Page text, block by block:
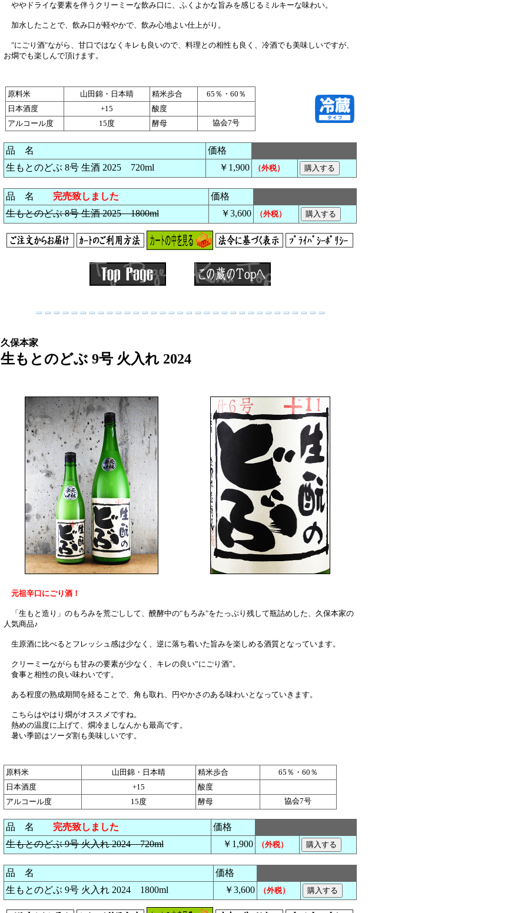
ややドライな要素を伴うクリーミーな飲み口に、ふくよかな旨みを感じるミルキーな味わい。
加水したことで、飲み口が軽やかで、飲み心地よい仕上がり。
"にごり酒"ながら、甘口ではなくキレも良いので、料理との相性も良く、冷酒でも美味しいですが、
お燗でも楽しんで頂けます。
原料米 山田錦・日本晴 精米歩合
65％・60％
日本酒度
+15
酸度
アルコール度
15度 酵母 協会7号
品 名
価格
生もとのどぶ 8号 生酒 2025 720ml
￥1,900 （外税）
品 名 完売致しました
価格
生もとのどぶ 8号 生酒 2025 1800ml
￥3,600 （外税）
久保本家
生もとのどぶ 9号 火入れ 2024
元祖辛口にごり酒！
「生もと造り」のもろみを荒ごしして、醗酵中の"もろみ"をたっぷり残して瓶詰めした、久保本家の
人気商品♪
生原酒に比べるとフレッシュ感は少なく、逆に落ち着いた旨みを楽しめる酒質となっています。
クリーミーながらも甘みの要素が少なく、キレの良い”にごり酒”。
食事と相性の良い味わいです。
ある程度の熟成期間を経ることで、角も取れ、円やかさのある味わいとなっていきます。
こちらはやはり燗がオススメですね。
熱めの温度に上げて、燗冷ましなんかも最高です。
暑い季節はソーダ割も美味しいです。
原料米 山田錦・日本晴 精米歩合
65％・60％
日本酒度
+15
酸度
アルコール度
15度 酵母 協会7号
品 名 完売致しました
価格
生もとのどぶ 9号 火入れ 2024 720ml
￥1,900 （外税）
品 名
価格
生もとのどぶ 9号 火入れ 2024 1800ml
￥3,600 （外税）